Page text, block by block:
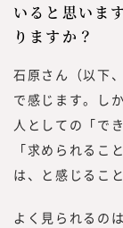
いると思いま
りますか？
石原さん（以下
で感じます。し
人としての「で
「求められるこ
は、と感じるこ
よく見られるの